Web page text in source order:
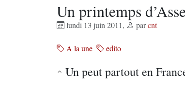
Un printemps
lundi 13 juin 2011, parcnt
A la une edito
Un peut partout en